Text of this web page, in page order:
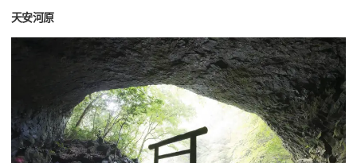
天安河原